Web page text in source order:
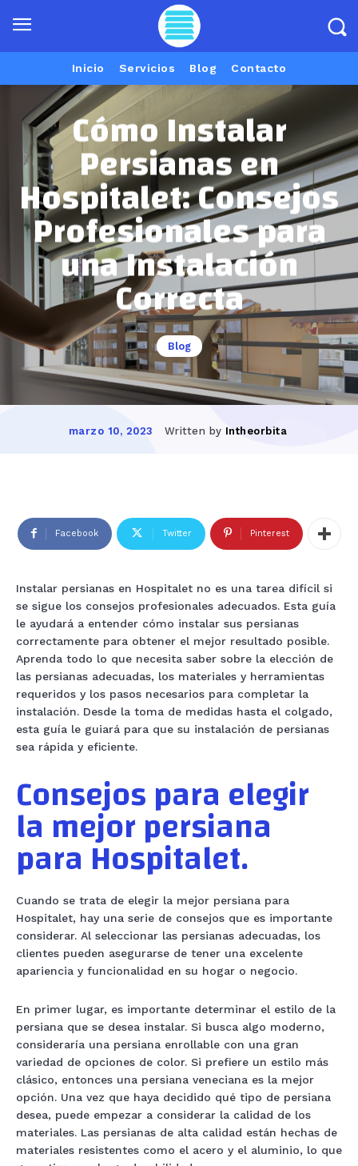
Inicio Servicios Blog Contacto
Cómo Instalar
Persianas en
Hospitalet: Consejos
Profesionales para
una Instalación
Correcta
Blog
marzo 10, 2023 Written by Intheorbita
Facebook Twitter Pinterest
Instalar persianas en Hospitalet no es una tarea difícil si
se sigue los consejos profesionales adecuados. Esta guía
le ayudará a entender cómo instalar sus persianas
correctamente para obtener el mejor resultado posible.
Aprenda todo lo que necesita saber sobre la elección de
las persianas adecuadas, los materiales y herramientas
requeridos y los pasos necesarios para completar la
instalación. Desde la toma de medidas hasta el colgado,
esta guía le guiará para que su instalación de persianas
sea rápida y eficiente.
Consejos para elegir
la mejor persiana
para Hospitalet.
Cuando se trata de elegir la mejor persiana para
Hospitalet, hay una serie de consejos que es importante
considerar. Al seleccionar las persianas adecuadas, los
clientes pueden asegurarse de tener una excelente
apariencia y funcionalidad en su hogar o negocio.
En primer lugar, es importante determinar el estilo de la
persiana que se desea instalar. Si busca algo moderno,
consideraría una persiana enrollable con una gran
variedad de opciones de color. Si prefiere un estilo más
clásico, entonces una persiana veneciana es la mejor
opción. Una vez que haya decidido qué tipo de persiana
desea, puede empezar a considerar la calidad de los
materiales. Las persianas de alta calidad están hechas de
materiales resistentes como el acero y el aluminio, lo que